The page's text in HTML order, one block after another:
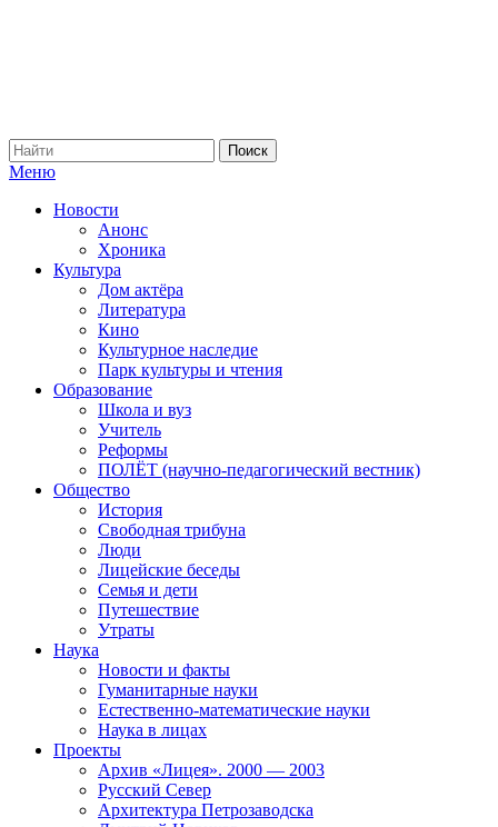
Меню
Новости
Анонс
Хроника
Культура
Дом актёра
Литература
Кино
Культурное наследие
Парк культуры и чтения
Образование
Школа и вуз
Учитель
Реформы
ПОЛЁТ (научно-педагогический вестник)
Общество
История
Свободная трибуна
Люди
Лицейские беседы
Семья и дети
Путешествие
Утраты
Наука
Новости и факты
Гуманитарные науки
Естественно-математические науки
Наука в лицах
Проекты
Архив «Лицея». 2000 — 2003
Русский Север
Архитектура Петрозаводска